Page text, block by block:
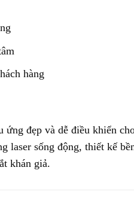
hàng
đẹp và dễ điều khiển
sống động, thiết kế
khán giả.